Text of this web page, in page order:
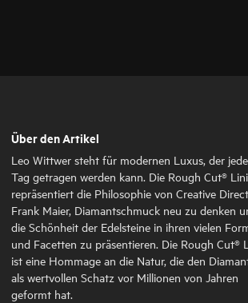
Über den Artikel
Leo Wittwer steht für modernen Luxus, der
Tag getragen werden kann. Die Rough Cut®
repräsentiert die Philosophie von Creative
Frank Maier, Diamantschmuck neu zu denken
die Schönheit der Edelsteine in ihren vielen
und Facetten zu präsentieren. Die Rough Cut®
ist eine Hommage an die Natur, die den
als wertvollen Schatz vor Millionen von Jahren
geformt hat.